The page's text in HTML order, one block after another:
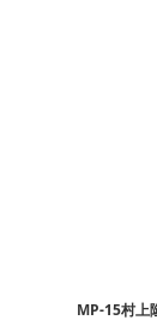
MP-15村上